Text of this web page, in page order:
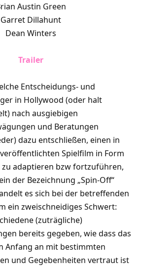
Austin Green
Garret Dillahunt
Dean Winters
Trailer
Entscheidungs- und
in Hollywood (oder halt
nach ausgiebigen
und Beratungen
dazu entschließen, einen in
Spielfilm in Form
zu adaptieren bzw fortzuführen,
der Bezeichnung „Spin-Off“
es sich bei der betreffenden
ein zweischneidiges Schwert:
(zuträgliche)
bereits gegeben, wie dass das
Anfang an mit bestimmten
und Gegebenheiten vertraut ist